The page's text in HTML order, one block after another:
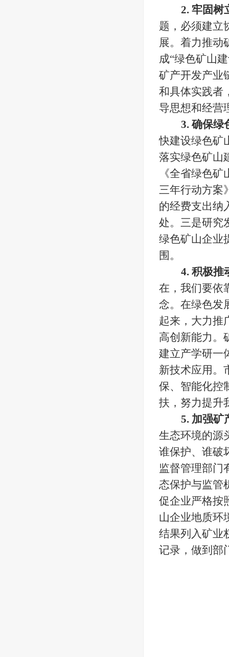
2. 牢固树
题，必须建立
展。着力推动
成“绿色矿山
矿产开发产业
和具体实践者
导思想和经营
3. 确保绿
快建设绿色矿
落实绿色矿山
《全省绿色
三年行动方案
的经费支出纳
处。三是研究
绿色矿山企业
围。
4. 积极推
在，我们要依
念。在绿色发
起来，大力推
高创新能力。
建立产学研一
新技术应用。
保、智能化控
扶，努力提升
5. 加强矿
生态环境的源
谁保护、谁破
监督管理部门
态保护与监管
促企业严格按
山企业地质环
结果列入矿业
记录，做到部